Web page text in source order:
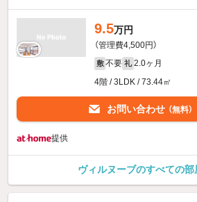
9.5万円
（管理費4,500円）
敷 不要 礼 2.0ヶ月
4階 / 3LDK / 73.44㎡
お問い合わせ （無料）
提供
ヴィルヌーブのすべての部